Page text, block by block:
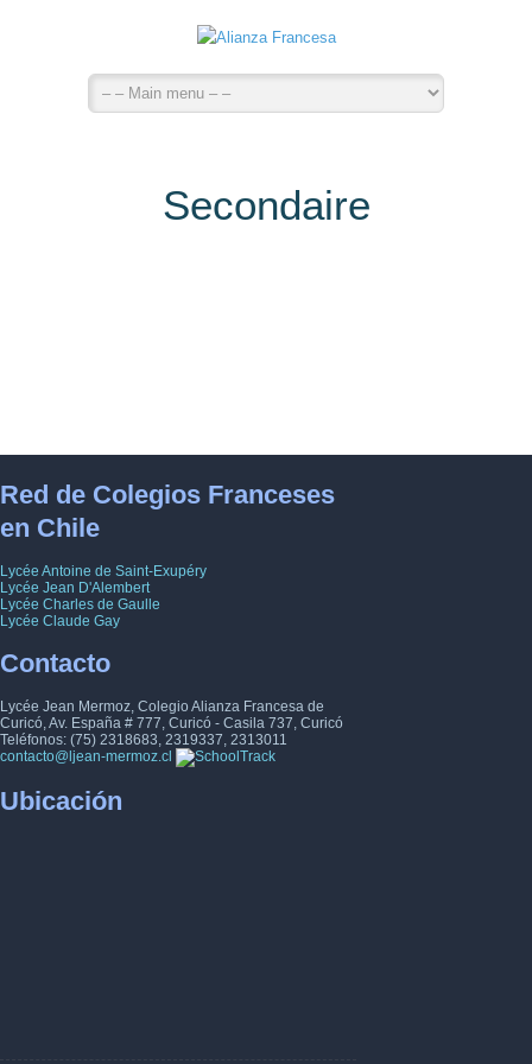
Secondaire
Red de Colegios Franceses
en Chile
Lycée Antoine de Saint-Exupéry
Lycée Jean D'Alembert
Lycée Charles de Gaulle
Lycée Claude Gay
Contacto
Lycée Jean Mermoz, Colegio Alianza Francesa de
Curicó, Av. España # 777, Curicó - Casila 737, Curicó
Teléfonos: (75) 2318683, 2319337, 2313011
contacto@ljean-mermoz.cl
Ubicación